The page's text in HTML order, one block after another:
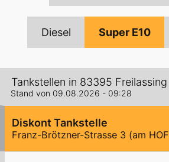
Diesel Super E10
Tankstellen in 83395 Freilassing
Stand von 09.08.2026 - 09:28
Diskont Tankstelle